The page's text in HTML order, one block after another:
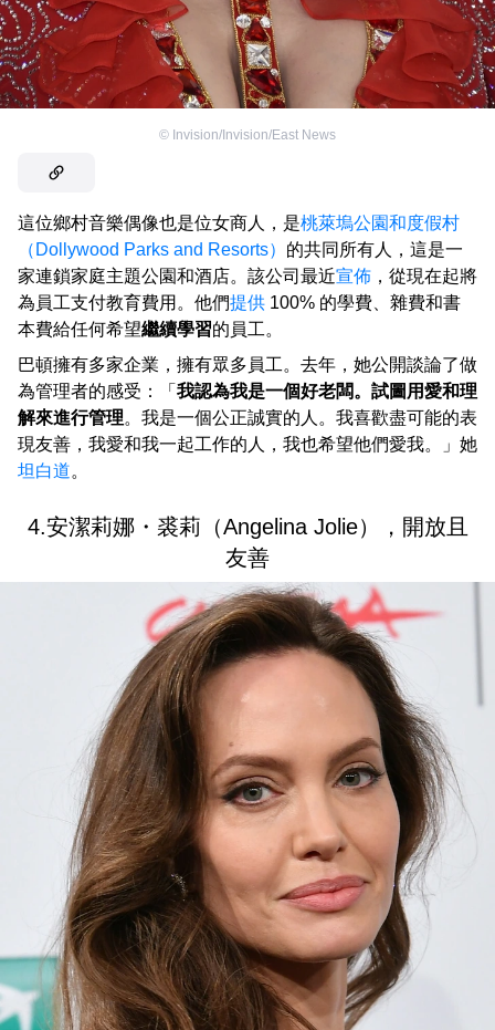
© Invision/Invision/East News
這位鄉村音樂偶像也是位女商人，是桃萊塢公園和度假村
（Dollywood Parks and Resorts） 的共同所有人，這是一
家連鎖家庭主題公園和酒店。該公司最近宣佈 ，從現在起將
為員工支付教育費用。他們提供 100% 的學費、雜費和書
本費給任何希望繼續學習的員工。
巴頓擁有多家企業，擁有眾多員工。去年，她公開談論了做
為管理者的感受：「 我認為我是一個好老闆。試圖用愛和理
解來進行管理。我是一個公正誠實的人。我喜歡盡可能的表
現友善，我愛和我一起工作的人，我也希望他們愛我。」她
坦白道。
4.安潔莉娜・裘莉（Angelina Jolie），開放且
友善